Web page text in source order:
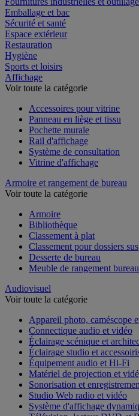
Fournitures industrielles et outillage
Emballage et bac
Sécurité et santé
Espace extérieur
Restauration
Hygiène
Sports et loisirs
Affichage
Accessoires pour vitrine
Panneau en liège et tissu
Pochette murale
Rail d'affichage
Système de consultation
Armoire et rangement de bureau
Armoire
Bibliothèque
Classement à plat
Classement pour dossiers
Desserte de bureau
Audiovisuel
Appareil photo, caméscope
Connectique audio et vidéo
Éclairage scénique et
Éclairage studio et
Équipement audio et Hi-Fi
Matériel de projection et
Sonorisation et
Studio Web radio et vidéo